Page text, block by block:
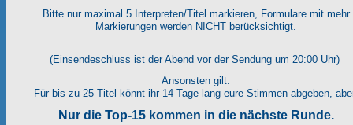
Bitte nur maximal 5 Interpreten/Titel markieren, Formulare mit mehr
Markierungen werden NICHT berücksichtigt.
(Einsendeschluss ist der Abend vor der Sendung um 20:00 Uhr)
Ansonsten gilt:
Für bis zu 25 Titel könnt ihr 14 Tage lang eure Stimmen abgeben,
Nur die Top-15 kommen in die nächste Runde.